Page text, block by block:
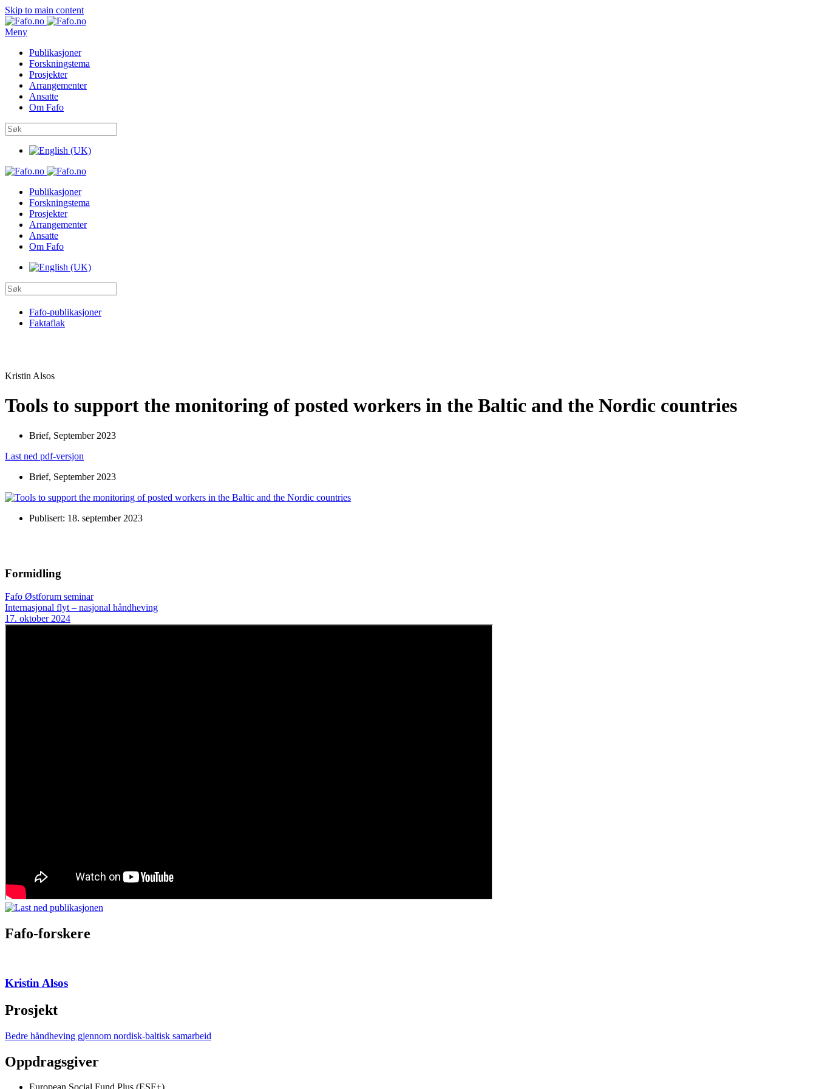
Skip to main content
Meny
Publikasjoner
Forskningstema
Prosjekter
Arrangementer
Ansatte
Om Fafo
Publikasjoner
Forskningstema
Prosjekter
Arrangementer
Ansatte
Om Fafo
Fafo-publikasjoner
Faktaflak
Kristin Alsos
Tools to support the monitoring of posted workers in the Baltic and the Nordic countries
Brief, September 2023
Last ned pdf-versjon
Brief, September 2023
Publisert: 18. september 2023
Formidling
Fafo Østforum seminar
Internasjonal flyt – nasjonal håndheving
17. oktober 2024
Fafo-forskere
Kristin Alsos
Prosjekt
Bedre håndheving gjennom nordisk-baltisk samarbeid
Oppdragsgiver